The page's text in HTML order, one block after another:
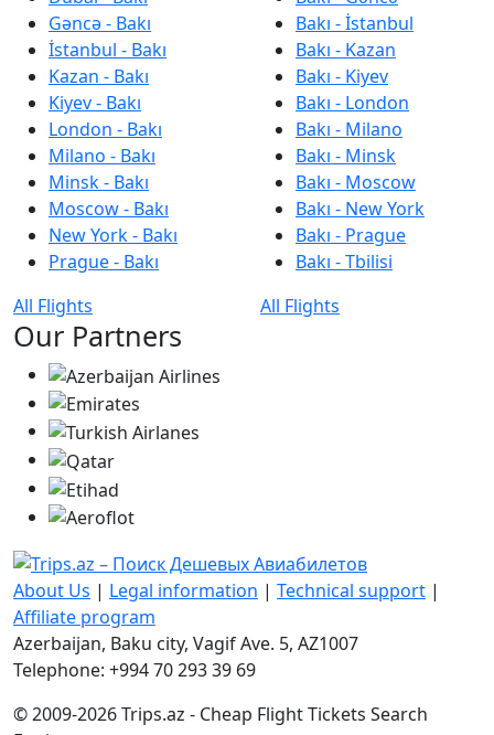
Gəncə - Bakı
İstanbul - Bakı
Kazan - Bakı
Kiyev - Bakı
London - Bakı
Milano - Bakı
Minsk - Bakı
Moscow - Bakı
New York - Bakı
Prague - Bakı
All Flights
Bakı - İstanbul
Bakı - Kazan
Bakı - Kiyev
Bakı - London
Bakı - Milano
Bakı - Minsk
Bakı - Moscow
Bakı - New York
Bakı - Prague
Bakı - Tbilisi
All Flights
Our Partners
About Us | Legal information | Technical support |
Affiliate program
Azerbaijan, Baku city, Vagif Ave. 5, AZ1007
Telephone: +994 70 293 39 69
© 2009-2026 Trips.az - Cheap Flight Tickets Search